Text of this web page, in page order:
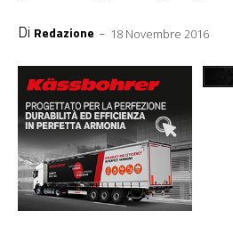
Di Redazione - 18 Novembre 2016